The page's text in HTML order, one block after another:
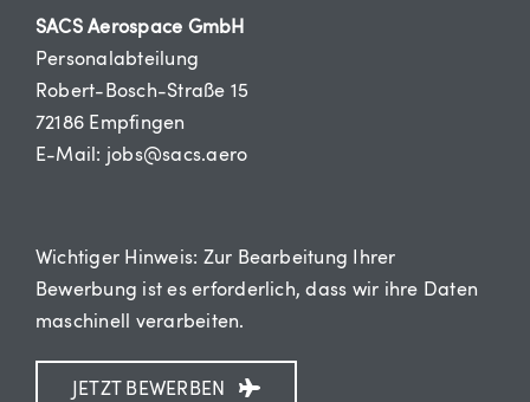
SACS Aerospace GmbH
Personalabteilung
Robert-Bosch-Straße 15
72186 Empfingen
E-Mail: jobs@sacs.aero
Wichtiger Hinweis: Zur Bearbeitung Ihrer
Bewerbung ist es erforderlich, dass wir ihre Daten
maschinell verarbeiten.
JETZT BEWERBEN